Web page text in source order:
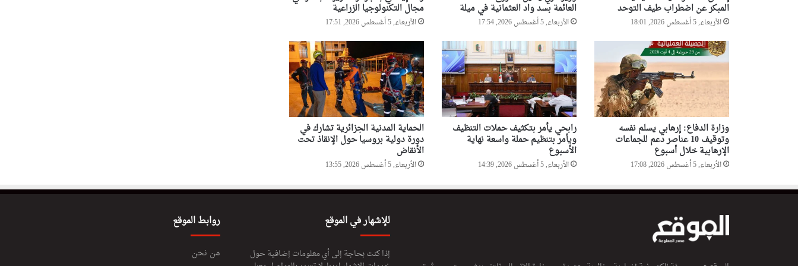
أحداث سبتة تدفع البرلمان
الإسباني لمطالبة “الفيفا” بإلغاء
المشاركة المغربية في استضافة
مونديال2030
المبكر عن اضطراب طيف التوحد
الأربعاء, 5 أغسطس 2026, 18:01
العائمة بسد واد العثمانية في ميلة
الأربعاء, 5 أغسطس 2026, 17:54
مجال التكنولوجيا الزراعية
الأربعاء, 5 أغسطس 2026, 17:51
وزارة الدفاع: إرهابي يسلم نفسه
وتوقيف 10 عناصر دعم للجماعات
الإرهابية خلال أسبوع
الأربعاء, 5 أغسطس 2026, 17:08
رابحي يأمر بتكثيف حملات التنظيف
ويأمر بتنظيم حملة واسعة نهاية
الأسبوع
الأربعاء, 5 أغسطس 2026, 14:39
الحماية المدنية الجزائرية تشارك في
دورة دولية بروسيا حول الإنقاذ تحت
الأنقاض
الأربعاء, 5 أغسطس 2026, 13:55
للإشهار في الموقع
إذا كنت بحاجة إلى أي معلومات إضافية حول
روابط الموقع
من نحن